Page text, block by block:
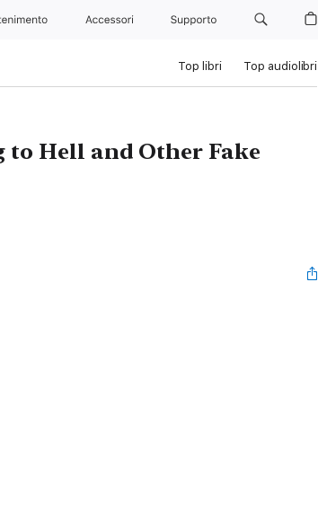
Accessori Supporto
Top libri Top audiolibri
Hell and Other Fake